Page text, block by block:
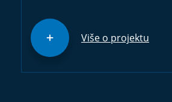
Više o projektu